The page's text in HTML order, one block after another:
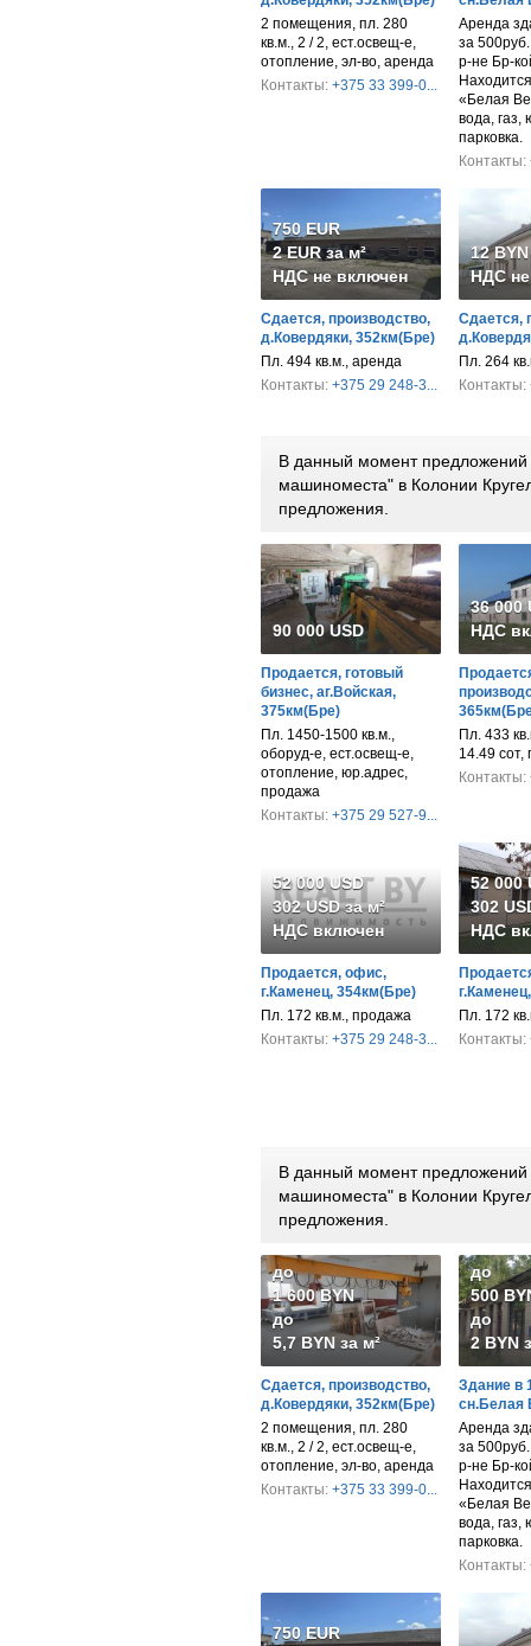
2 помещения, пл. 280
кв.м., 2 / 2, ест.освещ-е,
отопление, эл-во, аренда
Контакты: +375 33 399-0...
Аренда
за
р-не Бр-
«Белая
вода, газ,
парковка.
Контакты:
750 EUR
2 EUR за м²
НДС не включен
Сдается, производство,
д.Ковердяки, 352км(Бре)
Пл. 494 кв.м., аренда
Контакты: +375 29 248-3...
12 BYN
НДС
Сдается,
Пл. 264
Контакты:
В данный момент
машиноместа" в Колонии
предложения.
90 000 USD
Продается, готовый
бизнес, аг.Войская,
375км(Бре)
Пл. 1450-1500 кв.м.,
оборуд-е, ест.освещ-е,
отопление, юр.адрес,
продажа
Контакты: +375 29 527-9...
36 000
НДС
Пл. 433
14.49 сот,
Контакты:
52 000 USD
302 USD за м²
НДС включен
Продается, офис,
г.Каменец, 354км(Бре)
Пл. 172 кв.м., продажа
Контакты: +375 29 248-3...
52 000
302
НДС
Пл. 172
Контакты:
В данный момент предложений
машиноместа" в Колонии
предложения.
до
1 600 BYN
до
5,7 BYN за м²
Сдается, производство,
д.Ковердяки, 352км(Бре)
2 помещения, пл. 280
кв.м., 2 / 2, ест.освещ-е,
отопление, эл-во, аренда
Контакты: +375 33 399-0...
до
500
до
2 BYN
Здание в
сн.Белая
Аренда
за
р-не Бр-
«Белая
вода, газ,
парковка.
Контакты:
750 EUR